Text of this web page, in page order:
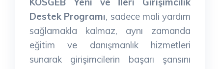
Destek Programı, sadece mali yardım
sağlamakla kalmaz, aynı zamanda
eğitim ve danışmanlık hizmetleri
sunarak girişimcilerin başarı şansını